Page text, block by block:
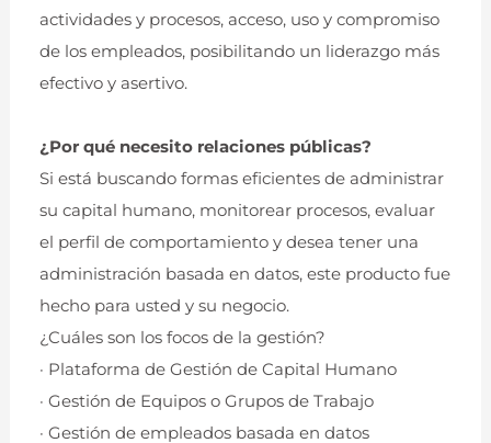
actividades y procesos, acceso, uso y compromiso
de los empleados, posibilitando un liderazgo más
efectivo y asertivo.
¿Por qué necesito relaciones públicas?
Si está buscando formas eficientes de administrar
su capital humano, monitorear procesos, evaluar
el perfil de comportamiento y desea tener una
administración basada en datos, este producto fue
hecho para usted y su negocio.
¿Cuáles son los focos de la gestión?
· Plataforma de Gestión de Capital Humano
· Gestión de Equipos o Grupos de Trabajo
· Gestión de empleados basada en datos